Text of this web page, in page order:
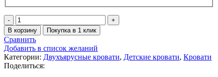
Количество
товара
Кровать
двухъярусная
Эра
В корзину Покупка в 1 клик
Сравнить
Добавить в список желаний
Категории: Двухъярусные кровати, Детские кровати, Кровати
Поделиться: